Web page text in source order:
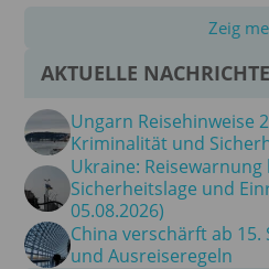
Zeig
AKTUELLE
Ungarn Reisehinweise
Kriminalität und
Ukraine:
Sicherheitslage und
05.08.2026)
China verschärft ab 15.
und Ausreiseregeln